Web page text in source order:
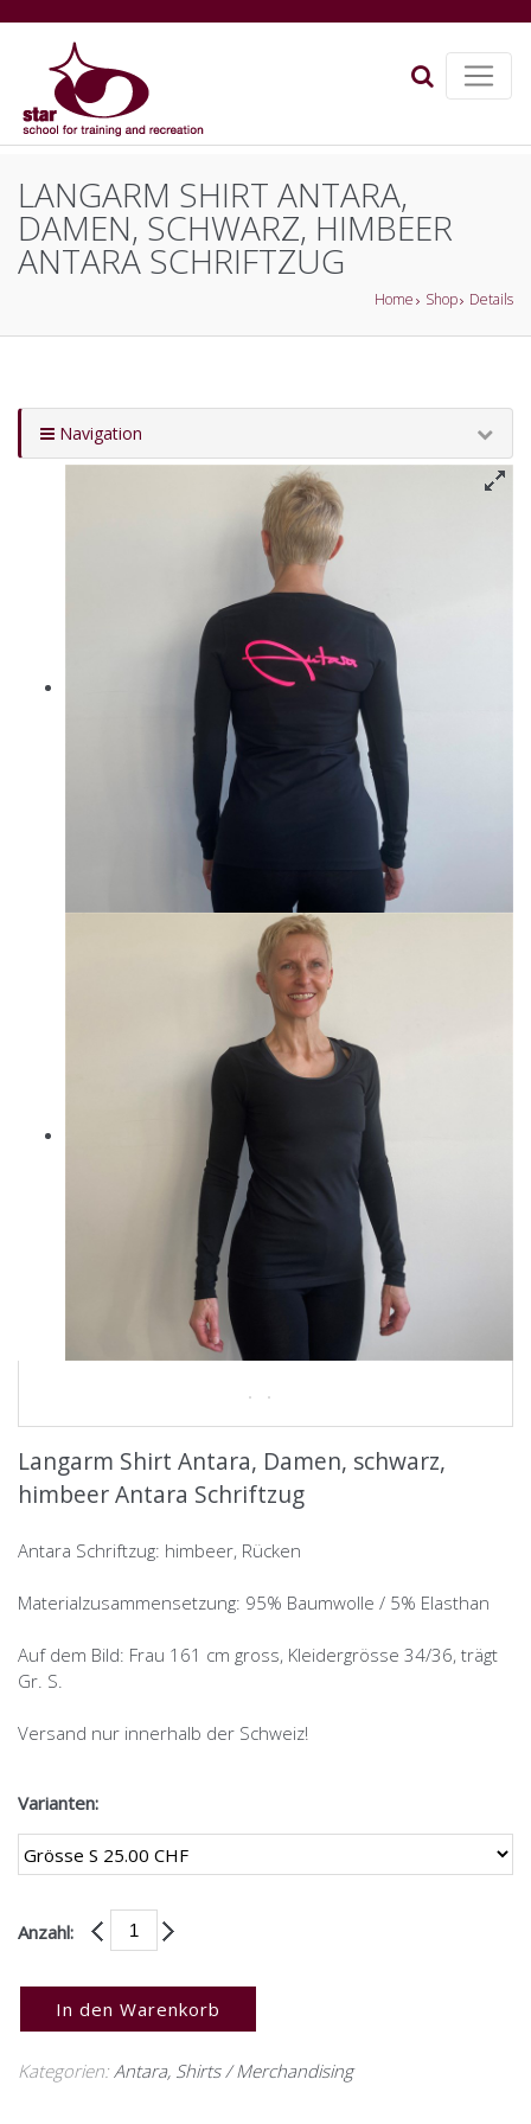
LANGARM SHIRT ANTARA,
DAMEN, SCHWARZ, HIMBEER
ANTARA SCHRIFTZUG
Home Shop Details
Navigation
Langarm Shirt Antara, Damen, schwarz,
himbeer Antara Schriftzug
Antara Schriftzug: himbeer, Rücken
Materialzusammensetzung: 95% Baumwolle / 5% Elasthan
Auf dem Bild: Frau 161 cm gross, Kleidergrösse 34/36, trägt
Gr. S.
Versand nur innerhalb der Schweiz!
Varianten:
Anzahl:
In den Warenkorb
Kategorien: Antara, Shirts / Merchandising